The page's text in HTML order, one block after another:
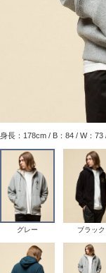
身長：178cm / B：84 / W：
グレー ブラック